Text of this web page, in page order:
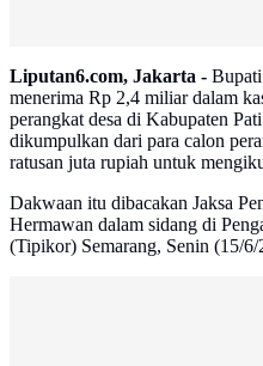
Liputan6.com, Jakarta -
menerima Rp 2,4 miliar dalam
perangkat desa di Kabupaten
dikumpulkan dari para calon
ratusan juta rupiah untuk
Dakwaan itu dibacakan Jaksa
Hermawan dalam sidang di
(Tipikor) Semarang, Senin (15/6/